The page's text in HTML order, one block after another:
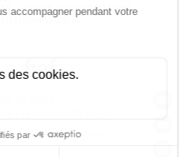
· LETTRE D'INFORMATION ·
LÉGALES
de Toulouse
© 2015. Tous droits réservés.